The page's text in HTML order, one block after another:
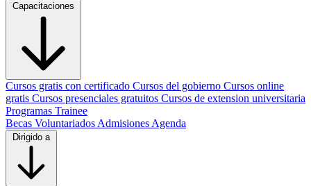
Capacitaciones
Cursos gratis con certificado Cursos del gobierno Cursos online
gratis Cursos presenciales gratuitos Cursos de extension universitaria
Programas Trainee
Becas Voluntariados Admisiones Agenda
Dirigido a